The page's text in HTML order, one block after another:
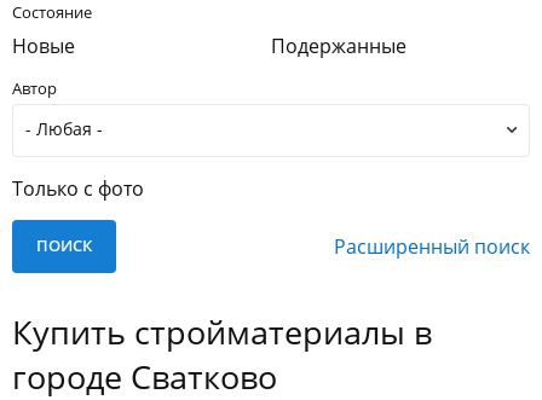
Состояние
Новые Подержанные
Автор
Только с фото
Расширенный поиск
Купить стройматериалы в
городе Сватково